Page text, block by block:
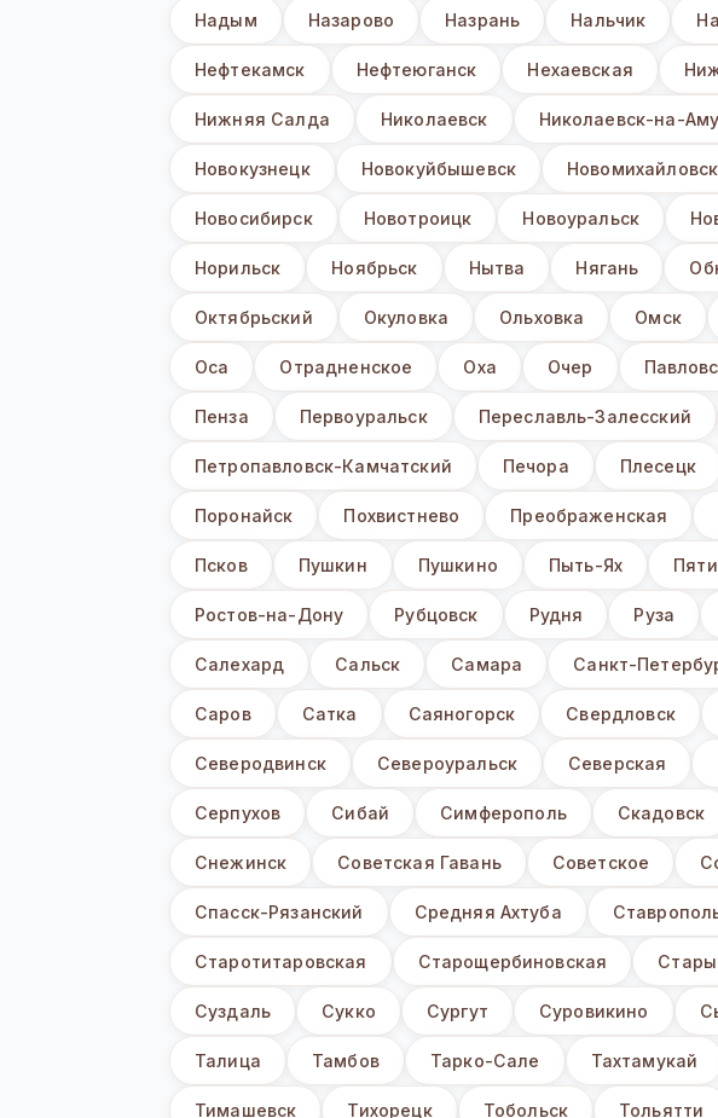
Надым Назарово Назрань Нальчик
Нефтекамск Нефтеюганск Нехаевская
Нижняя Салда Николаевск Николаевск-на-
Новокузнецк Новокуйбышевск
Новосибирск Новотроицк Новоуральск
Норильск Ноябрьск Нытва Нягань
Октябрьский Окуловка Ольховка Омск
Оса Отрадненское Оха Очер
Пенза Первоуральск Переславль-Залесский
Петропавловск-Камчатский Печора Плесецк
Поронайск Похвистнево Преображенская
Псков Пушкин Пушкино Пыть-Ях
Ростов-на-Дону Рубцовск Рудня Руза
Салехард Сальск Самара Санкт-
Саров Сатка Саяногорск Свердловск
Северодвинск Североуральск Северская
Серпухов Сибай Симферополь Скадовск
Снежинск Советская Гавань Советское
Спасск-Рязанский Средняя Ахтуба
Старотитаровская Старощербиновская
Суздаль Сукко Сургут Суровикино
Талица Тамбов Тарко-Сале Тахтамукай
Тимашевск Тихорецк Тобольск Тольятти